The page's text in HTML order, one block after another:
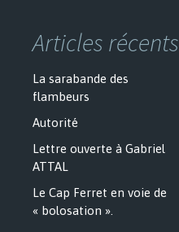
Articles récents
La sarabande des
flambeurs
Autorité
Lettre ouverte à Gabriel
ATTAL
Le Cap Ferret en voie de
« bolosation ».